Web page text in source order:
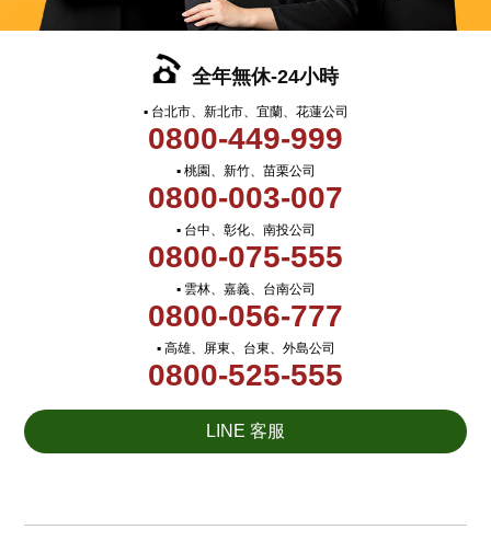
全年無休-24小時
▪ 台北市、新北市、宜蘭、花蓮公司
0800-449-999
▪ 桃園、新竹、苗栗公司
0800-003-007
▪ 台中、彰化、南投公司
0800-075-555
▪ 雲林、嘉義、台南公司
0800-056-777
▪ 高雄、屏東、台東、外島公司
0800-525-555
LINE 客服